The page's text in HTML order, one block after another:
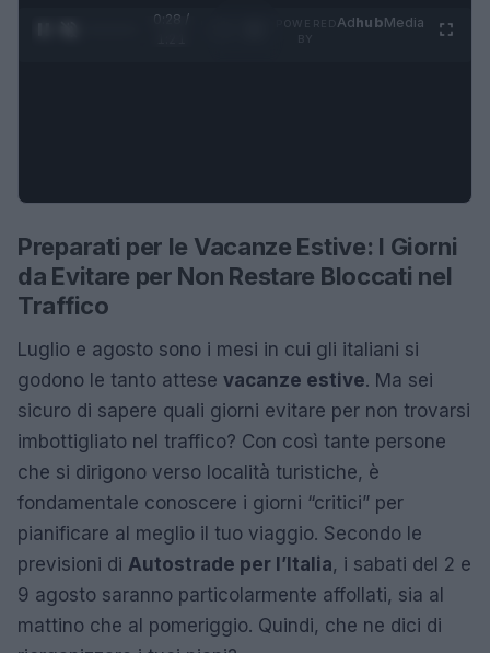
0:28 /
AdhubMedia
Preparati per le Vacanze Estive: I Giorni
da Evitare per Non Restare Bloccati nel
Traffico
Luglio e agosto sono i mesi in cui gli italiani si
godono le tanto attese vacanze estive. Ma sei
sicuro di sapere quali giorni evitare per non trovarsi
imbottigliato nel traffico? Con così tante persone
che si dirigono verso località turistiche, è
fondamentale conoscere i giorni “critici” per
pianificare al meglio il tuo viaggio. Secondo le
previsioni di Autostrade per l’Italia, i sabati del 2 e
9 agosto saranno particolarmente affollati, sia al
mattino che al pomeriggio. Quindi, che ne dici di